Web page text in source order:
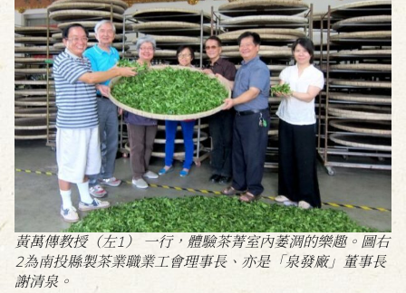
黃萬傳教授（左1） 一行，體驗茶菁室內萎淍的樂趣。圖右
2為南投縣製茶業職業工會理事長、亦是「泉發廠」董事長
謝清泉。